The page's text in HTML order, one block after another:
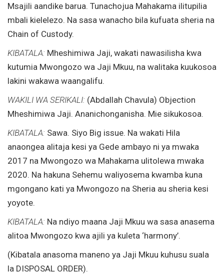
Msajili aandike barua. Tunachojua Mahakama ilitupilia
mbali kielelezo. Na sasa wanacho bila kufuata sheria na
Chain of Custody.
KIBATALA: Mheshimiwa Jaji, wakati nawasilisha kwa
kutumia Mwongozo wa Jaji Mkuu, na walitaka kuukosoa
lakini wakawa waangalifu.
WAKILI WA SERIKALI: (Abdallah Chavula) Objection
Mheshimiwa Jaji. Ananichonganisha. Mie sikukosoa.
KIBATALA: Sawa. Siyo Big issue. Na wakati Hila
anaongea alitaja kesi ya Gede ambayo ni ya mwaka
2017 na Mwongozo wa Mahakama ulitolewa mwaka
2020. Na hakuna Sehemu waliyosema kwamba kuna
mgongano kati ya Mwongozo na Sheria au sheria kesi
yoyote.
KIBATALA: Na ndiyo maana Jaji Mkuu wa sasa anasema
alitoa Mwongozo kwa ajili ya kuleta ‘harmony’.
(Kibatala anasoma maneno ya Jaji Mkuu kuhusu suala
la DISPOSAL ORDER).